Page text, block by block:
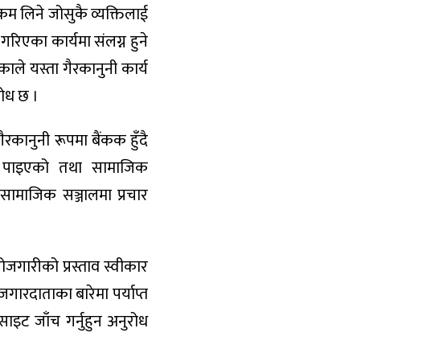
लिने जोसुकै व्यक्तिलाई
कार्यमा संलग्न हुने
यस्ता गैरकानुनी कार्य
छ ।
गैरकानुनी रूपमा बैंकक हुँदै
तथा सामाजिक
सञ्जालमा प्रचार
प्रस्ताव स्वीकार
बारेमा पर्याप्त
जाँच गर्नुहुन अनुरोध